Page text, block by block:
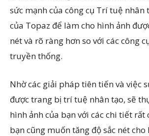
sức mạnh của công cụ Trí tuệ nhân
của Topaz để làm cho hình ảnh
nét và rõ ràng hơn so với các công
truyền thống.
Nhờ các giải pháp tiên tiến và việc
được trang bị trí tuệ nhân tạo, sẽ
hình ảnh của bạn với các chi tiết rất
bạn cũng muốn tăng độ sắc nét